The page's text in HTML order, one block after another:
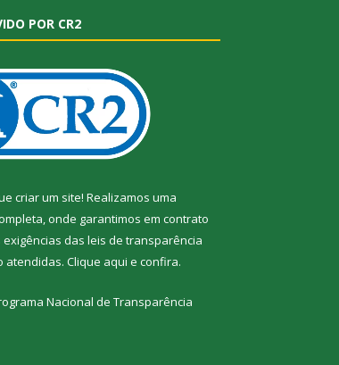
POR CR2
criar um site! Realizamos uma
onde garantimos em contrato
das leis de transparência
atendidas. Clique aqui e confira.
Nacional de Transparência